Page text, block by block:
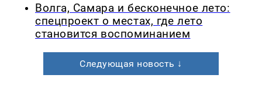
Волга, Самара и бесконечное лето:
спецпроект о местах, где лето
становится воспоминанием
Следующая новость ↓